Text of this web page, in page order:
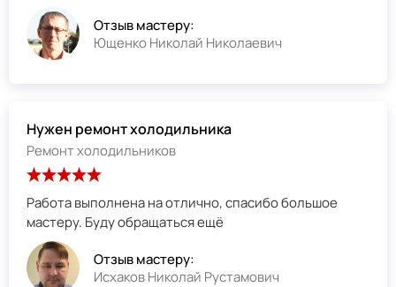
Отзыв мастеру:
Ющенко Николай Николаевич
Нужен ремонт холодильника
Ремонт холодильников
Работа выполнена на отлично, спасибо большое
мастеру. Буду обращаться ещё
Отзыв мастеру:
Исхаков Николай Рустамович